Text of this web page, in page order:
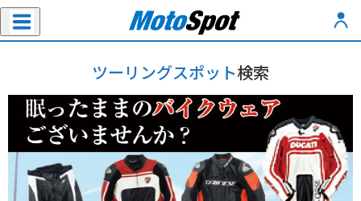
ツーリングスポット検索